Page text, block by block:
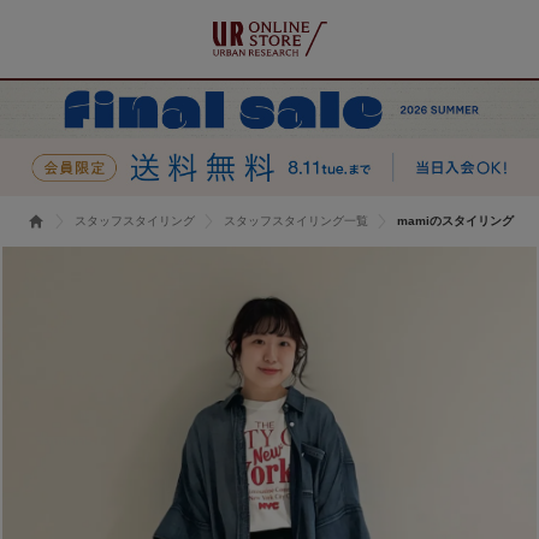
スタッフスタイリング スタッフスタイリング一覧 mamiのスタイリング